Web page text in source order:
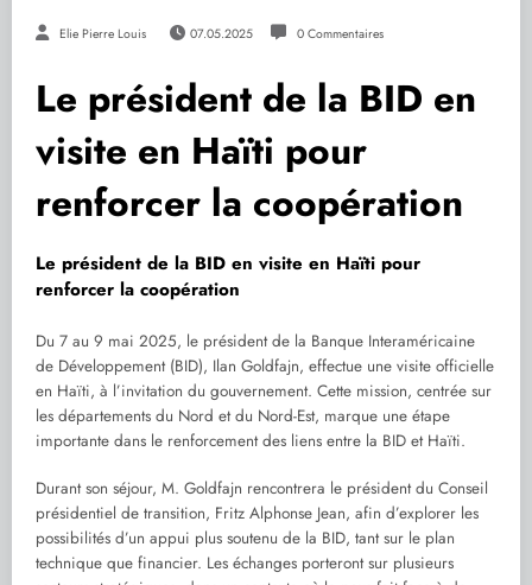
Elie Pierre Louis 07.05.2025 0 Commentaires
Le président de la BID en
visite en Haïti pour
renforcer la coopération
Le président de la BID en visite en Haïti pour
renforcer la coopération
Du 7 au 9 mai 2025, le président de la Banque Interaméricaine
de Développement (BID), Ilan Goldfajn, effectue une visite officielle
en Haïti, à l’invitation du gouvernement. Cette mission, centrée sur
les départements du Nord et du Nord-Est, marque une étape
importante dans le renforcement des liens entre la BID et Haïti.
Durant son séjour, M. Goldfajn rencontrera le président du Conseil
présidentiel de transition, Fritz Alphonse Jean, afin d’explorer les
possibilités d’un appui plus soutenu de la BID, tant sur le plan
technique que financier. Les échanges porteront sur plusieurs